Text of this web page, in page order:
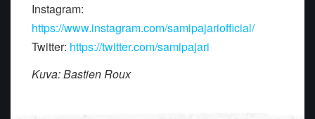
Instagram:
https://www.instagram.com/samipajariofficial/
Twitter: https://twitter.com/samipajari
Kuva: Bastien Roux